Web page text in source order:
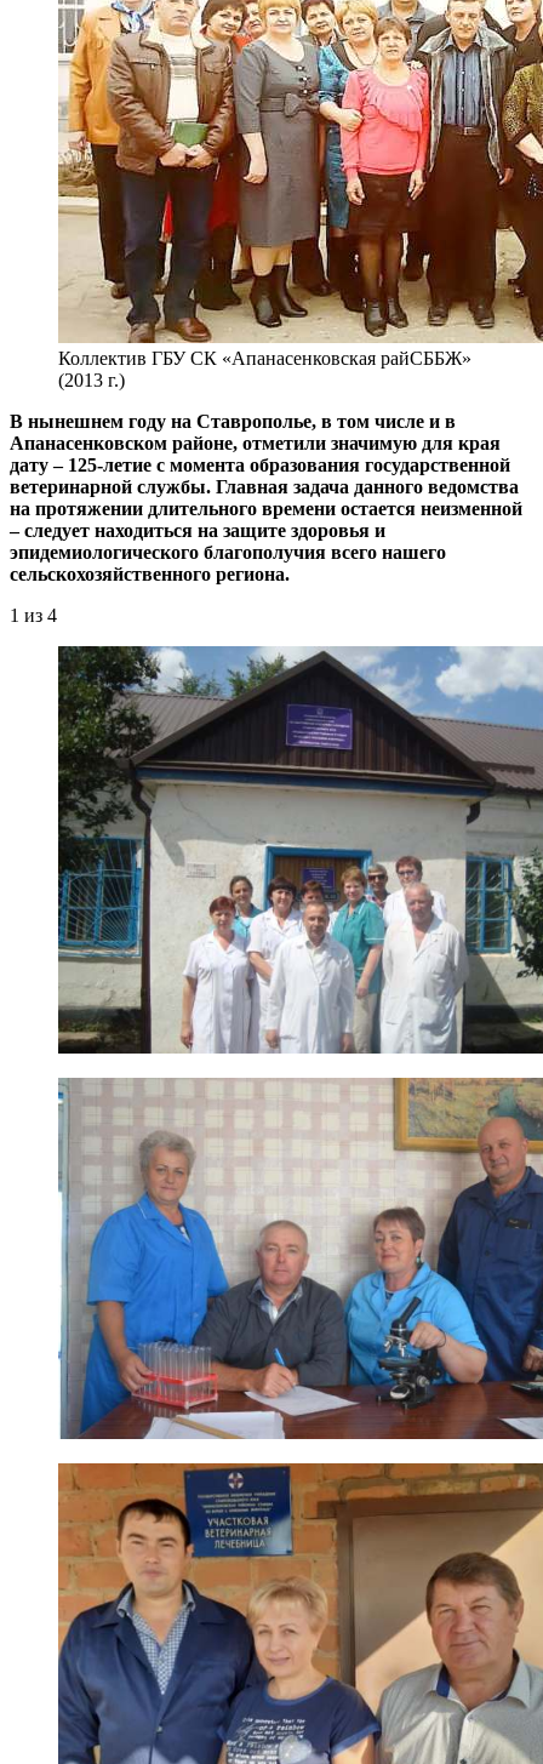
Коллектив ГБУ СК «Апанасенковская райСББЖ»
(2013 г.)
В нынешнем году на Ставрополье, в том числе и в
Апанасенковском районе, отметили значимую для края
дату – ​125‑летие с момента образования государственной
ветеринарной службы. Главная задача данного ведомства
на протяжении длительного времени остается неизменной
– ​следует находиться на защите здоровья и
эпидемиологического благополучия всего нашего
сельскохозяйственного региона.
1 из 4